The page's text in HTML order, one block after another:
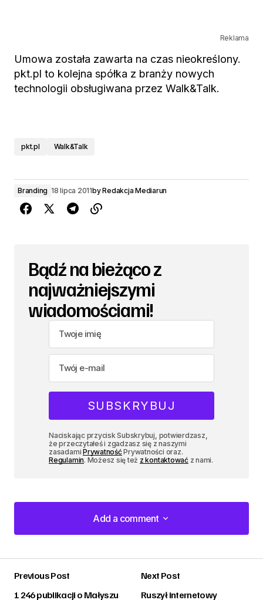
Reklama
Umowa została zawarta na czas nieokreślony.
pkt.pl to kolejna spółka z branży nowych
technologii obsługiwana przez Walk&Talk.
pkt.pl Walk&Talk
Branding 18 lipca 2011byRedakcja Mediarun
Bądź na bieżąco z
najważniejszymi
wiadomościami!
Naciskając przycisk Subskrybuj, potwierdzasz,
że przeczytałeś i zgadzasz się z naszymi
zasadamiPrywatnośćPrywatności oraz.
Regulamin. Możesz się też z kontaktowaćz nami.
Add a comment
Add a comment
Previous Post
1 246 publikacji o Małyszu
Next Post
Ruszył internetowy